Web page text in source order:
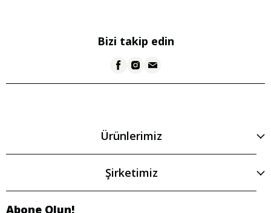
Bizi takip edin
Ürünlerimiz
Şirketimiz
Abone Olun!